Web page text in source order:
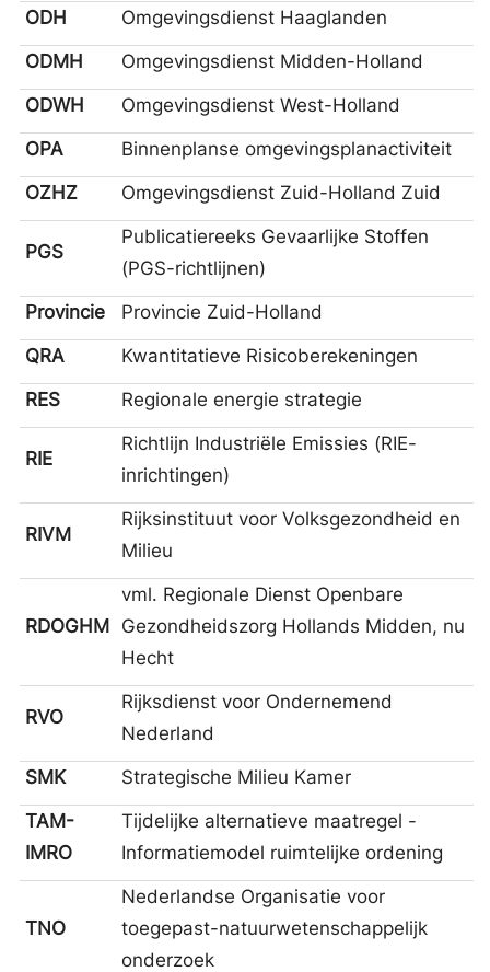
ODH
Omgevingsdienst Haaglanden
ODMH
Omgevingsdienst Midden-Holland
ODWH
Omgevingsdienst West-Holland
OPA
Binnenplanse omgevingsplanactiviteit
OZHZ
Omgevingsdienst Zuid-Holland Zuid
PGS
Publicatiereeks Gevaarlijke Stoffen
(PGS-richtlijnen)
Provincie
Provincie Zuid-Holland
QRA
Kwantitatieve Risicoberekeningen
RES
Regionale energie strategie
RIE
Richtlijn Industriële Emissies (RIE-
inrichtingen)
RIVM
Rijksinstituut voor Volksgezondheid en
Milieu
RDOGHM
vml. Regionale Dienst Openbare
Gezondheidszorg Hollands Midden, nu
Hecht
RVO
Rijksdienst voor Ondernemend
Nederland
SMK
Strategische Milieu Kamer
TAM-
IMRO
Tijdelijke alternatieve maatregel -
Informatiemodel ruimtelijke ordening
TNO
Nederlandse Organisatie voor
toegepast-natuurwetenschappelijk
onderzoek